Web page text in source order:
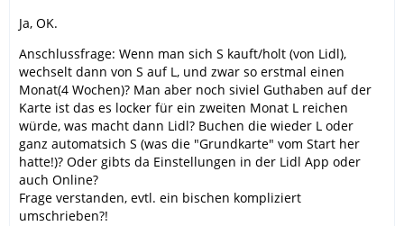
Ja, OK.
Anschlussfrage: Wenn man sich S kauft/holt (von Lidl),
wechselt dann von S auf L, und zwar so erstmal einen
Monat(4 Wochen)? Man aber noch siviel Guthaben auf der
Karte ist das es locker für ein zweiten Monat L reichen
würde, was macht dann Lidl? Buchen die wieder L oder
ganz automatsich S (was die "Grundkarte" vom Start her
hatte!)? Oder gibts da Einstellungen in der Lidl App oder
auch Online?
Frage verstanden, evtl. ein bischen kompliziert
umschrieben?!